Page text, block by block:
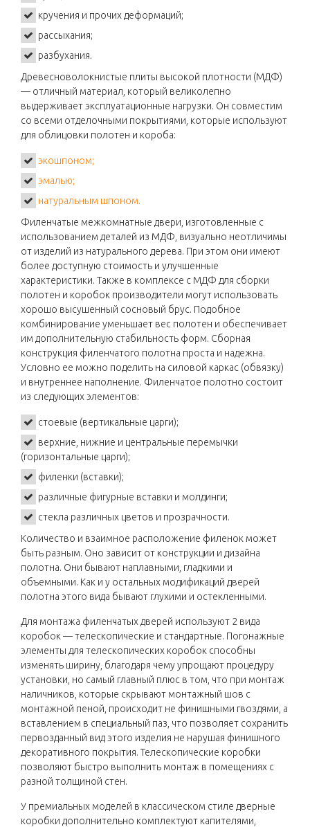
кручения и прочих деформаций;
рассыхания;
разбухания.
Древесноволокнистые плиты высокой плотности (МДФ)
— отличный материал, который великолепно
выдерживает эксплуатационные нагрузки. Он совместим
со всеми отделочными покрытиями, которые используют
для облицовки полотен и короба:
экошпоном;
эмалью;
натуральным шпоном.
Филенчатые межкомнатные двери, изготовленные с
использованием деталей из МДФ, визуально неотличимы
от изделий из натурального дерева. При этом они имеют
более доступную стоимость и улучшенные
характеристики. Также в комплексе с МДФ для сборки
полотен и коробок производители могут использовать
хорошо высушенный сосновый брус. Подобное
комбинирование уменьшает вес полотен и обеспечивает
им дополнительную стабильность форм. Сборная
конструкция филенчатого полотна проста и надежна.
Условно ее можно поделить на силовой каркас (обвязку)
и внутреннее наполнение. Филенчатое полотно состоит
из следующих элементов:
стоевые (вертикальные царги);
верхние, нижние и центральные перемычки
(горизонтальные царги);
филенки (вставки);
различные фигурные вставки и молдинги;
стекла различных цветов и прозрачности.
Количество и взаимное расположение филенок может
быть разным. Оно зависит от конструкции и дизайна
полотна. Они бывают наплавными, гладкими и
объемными. Как и у остальных модификаций дверей
полотна этого вида бывают глухими и остекленными.
Для монтажа филенчатых дверей используют 2 вида
коробок — телескопические и стандартные. Погонажные
элементы для телескопических коробок способны
изменять ширину, благодаря чему упрощают процедуру
установки, но самый главный плюс в том, что при монтаж
наличников, которые скрывают монтажный шов с
монтажной пеной, происходит не финишными гвоздями, а
вставлением в специальный паз, что позволяет сохранить
первозданный вид этого изделия не нарушая финишного
декоративного покрытия. Телескопические коробки
позволяют быстро выполнить монтаж в помещениях с
разной толщиной стен.
У премиальных моделей в классическом стиле дверные
коробки дополнительно комплектуют капителями,